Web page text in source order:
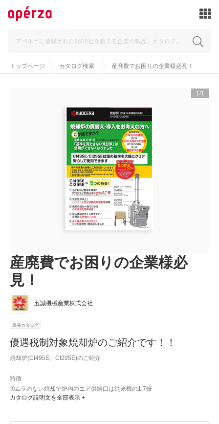
トップページ カタログ検索 産廃費でお困りの企業様必見！
1/1
産廃費でお困りの企業様必
見！
五誠機械産業株式会社
製品カタログ
優遇税制対象焼却炉のご紹介です！！
焼却炉(CI495E、CI295E)のご紹介
特徴
➀ムラのない焼却で炉内のエア供給口は従来機の1.7倍
②バーナーに失火自動検出機能が追加され安全性が向上
③のぞき窓により焼却状況を把握可能
④投入機の容積は従来機の1.2倍
カタログ説明文を全部表示 +